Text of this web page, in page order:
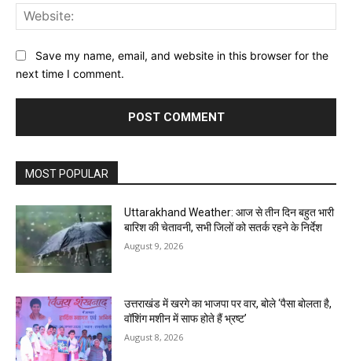
Save my name, email, and website in this browser for the
next time I comment.
MOST POPULAR
Uttarakhand Weather: आज से तीन दिन बहुत भारी
बारिश की चेतावनी, सभी जिलों को सतर्क रहने के निर्देश
August 9, 2026
उत्तराखंड में खरगे का भाजपा पर वार, बोले ‘पैसा बोलता है,
वॉशिंग मशीन में साफ होते हैं भ्रष्ट’
August 8, 2026